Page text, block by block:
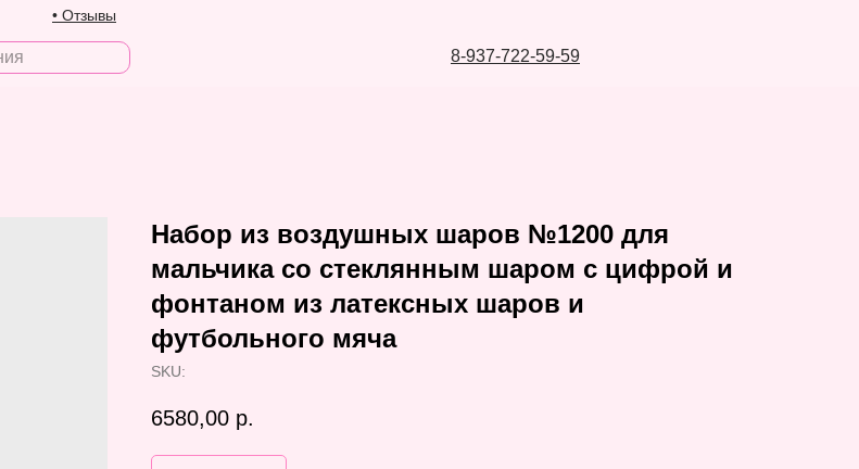
8-937-722-59-59
• Отзывы
Набор из воздушных шаров №1200 для
мальчика со стеклянным шаром с цифрой и
фонтаном из латексных шаров и
футбольного мяча
SKU:
6580,00 р.